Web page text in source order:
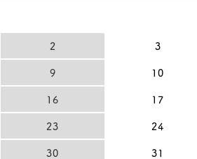
2
3
9
10
16
17
23
24
30
31